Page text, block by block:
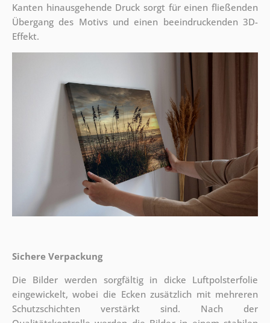
Kanten hinausgehende Druck sorgt für einen fließenden
Übergang des Motivs und einen beeindruckenden 3D-
Effekt.
Sichere Verpackung
Die Bilder werden sorgfältig in dicke Luftpolsterfolie
eingewickelt, wobei die Ecken zusätzlich mit mehreren
Schutzschichten verstärkt sind. Nach der